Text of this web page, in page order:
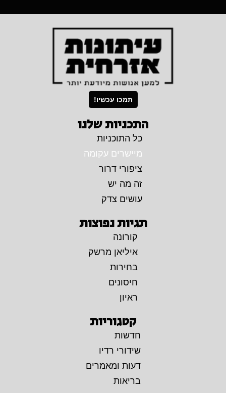
תמכו עכשיו!
התכניות שלנו
כל התוכניות
מיישרים עקומה
ציפורי דרור
זה מה יש
עושים צדק
תגיות נפוצות
קורונה
איליאן מרשק
בחירות
חיסונים
ראיון
קטגוריות
חדשות
שידורי רדיו
דעות ומאמרים
בריאות